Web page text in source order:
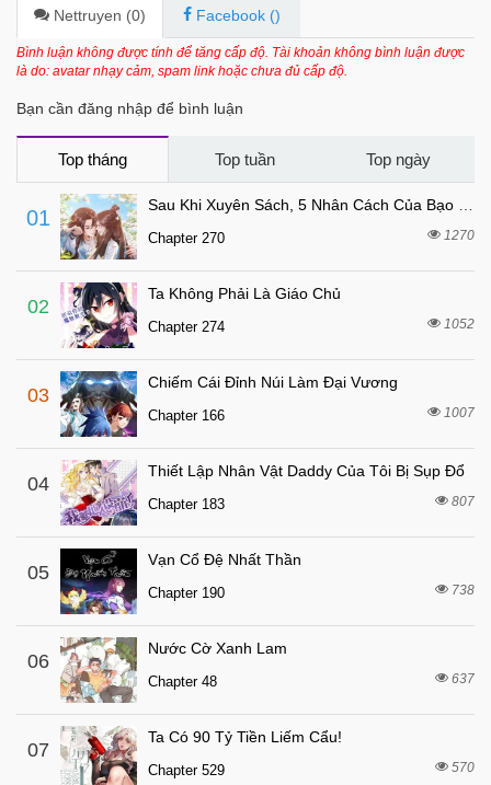
Chapter 86 3 tháng trước
Chapter 85 3 tháng trước
3 tháng trước
Chapter 82 4 tháng trước
Chapter 81
Chapter 80
Chapter 79
Chapter 78 5 tháng trước
Chapter 77
Chapter 76
Chapter 75
Chapter 74 6 tháng trước
Chapter 73 6 tháng trước
Chapter 72
Chapter 71 6 tháng trước
Chapter 70
Chapter 69 6 tháng trước
Chapter 68
Chapter 67
Chapter 66 6 tháng trước
Chapter 65
Nettruyen (0) Facebook ()
Bình luận không được tính để tăng cấp độ. Tài khoản không bình luận được
là do: avatar nhạy cảm, spam link hoặc chưa đủ cấp độ.
Bạn cần đăng nhập để bình luận
Top tháng Top tuần Top ngày
01
Chapter 270 1270
02
Ta Không Phải Là Giáo Chủ
Chapter 274 1052
03
Chiếm Cái Đỉnh Núi Làm Đại Vương
Chapter 166 1007
04
Thiết Lập Nhân Vật Daddy Của Tôi Bị Sụp Đổ
Chapter 183 807
05
Vạn Cổ Đệ Nhất Thần
Chapter 190 738
06
Nước Cờ Xanh Lam
Chapter 48 637
07
Ta Có 90 Tỷ Tiền Liếm Cẩu!
Chapter 529 570